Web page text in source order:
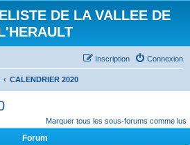
DE LA VALLEE DE
Connexion
Inscription
CALENDRIER 2020
Marquer tous les sous-forums comme lus
Forum